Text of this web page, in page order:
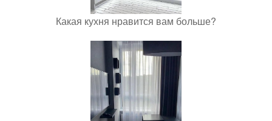
Какая кухня нравится вам больше?